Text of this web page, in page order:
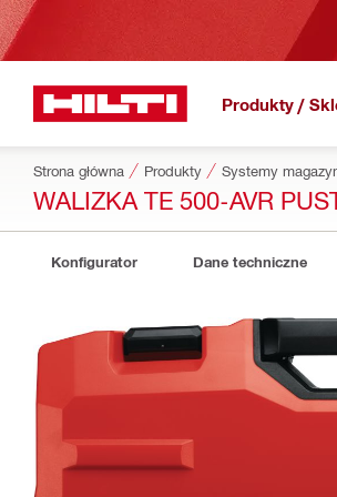
Produkty /
Strona główna Produkty
WALIZKA TE 500-AVR
Konfigurator Dane techniczne